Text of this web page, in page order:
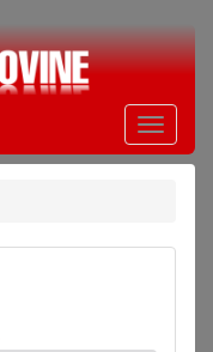
Toggle